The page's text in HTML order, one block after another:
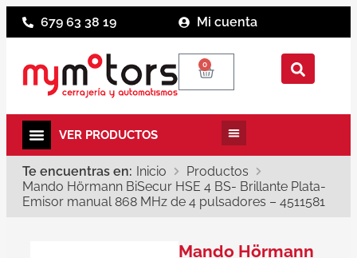
679 63 38 19 Mi cuenta
0
Te encuentras en: Inicio
Productos
Mando Hörmann BiSecur HSE 4 BS- Brillante Plata-
Emisor manual 868 MHz de 4 pulsadores – 4511581
Mando Hörmann